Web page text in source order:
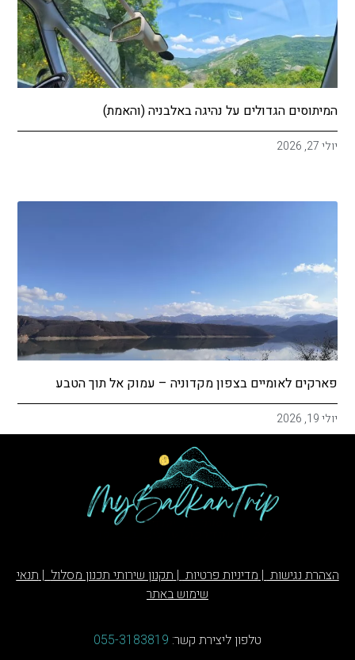
המיתוסים הגדולים על נהיגה באלבניה (והאמת)
יולי 27, 2026
פארקים לאומיים בצפון מקדוניה – עמוק אל תוך הטבע
יולי 19, 2026
הצהרת נגישות | מדיניות פרטיות | תקנון שירותי תכנון מסלול | תנאי
שימוש באתר
טלפון ליצירת קשר: 055-3183819